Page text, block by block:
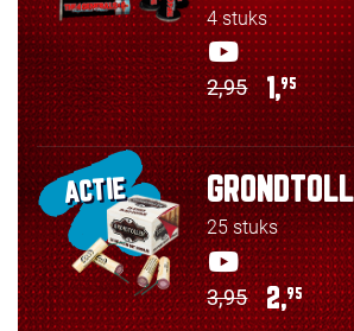
4 stuks
2,95 1,95
ACTIE
25 stuks
3,95 2,95